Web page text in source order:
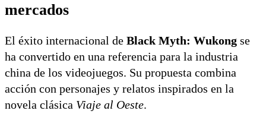
mercados
El éxito internacional de Black Myth: Wukong se
ha convertido en una referencia para la industria
china de los videojuegos. Su propuesta combina
acción con personajes y relatos inspirados en la
novela clásica Viaje al Oeste.